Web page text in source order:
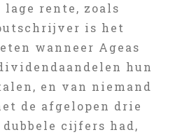
rente, zoals
is het
wanneer Ageas
hun
en van niemand
de afgelopen drie
cijfers had,